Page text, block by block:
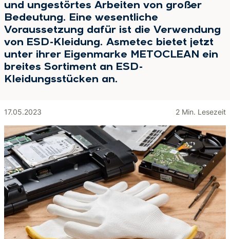
und ungestörtes Arbeiten von großer
Bedeutung. Eine wesentliche
Voraussetzung dafür ist die Verwendung
von ESD-Kleidung. Asmetec bietet jetzt
unter ihrer Eigenmarke METOCLEAN ein
breites Sortiment an ESD-
Kleidungsstücken an.
17.05.2023 2 Min. Lesezeit